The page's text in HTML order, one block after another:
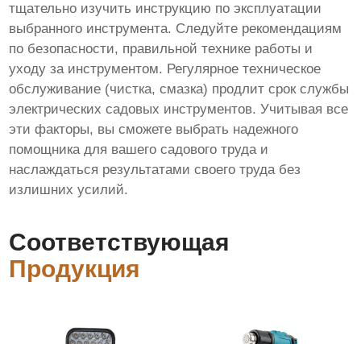
тщательно изучить инструкцию по эксплуатации
выбранного инструмента. Следуйте рекомендациям
по безопасности, правильной технике работы и
уходу за инструментом. Регулярное техническое
обслуживание (чистка, смазка) продлит срок службы
электрических садовых инструментов. Учитывая все
эти факторы, вы сможете выбрать надежного
помощника для вашего садового труда и
наслаждаться результатами своего труда без
излишних усилий.
Соответствующая
Продукция